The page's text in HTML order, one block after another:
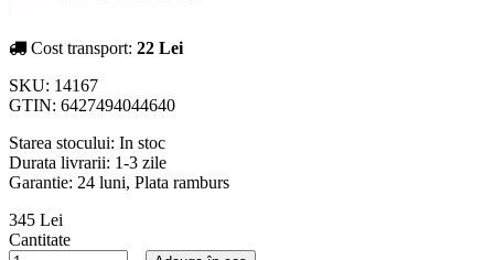
Cost transport: 22 Lei
SKU: 14167
GTIN: 6427494044640
Starea stocului: In stoc
Durata livrarii: 1-3 zile
Garantie: 24 luni, Plata ramburs
345 Lei
Cantitate